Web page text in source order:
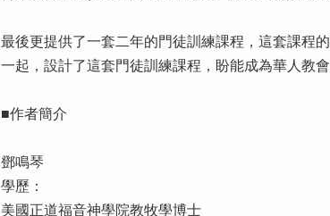
最後更提供了一套二年的門徒訓練課程，這套課程
一起，設計了這套門徒訓練課程，盼能成為華人教
■作者簡介
鄧鳴琴
學歷：
美國正道福音神學院教牧學博士